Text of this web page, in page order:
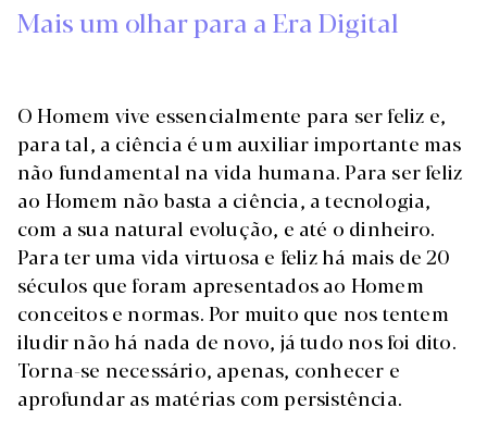
Mais um olhar para a Era Digital
O Homem vive essencialmente para ser feliz e,
para tal, a ciência é um auxiliar importante mas
não fundamental na vida humana. Para ser feliz
ao Homem não basta a ciência, a tecnologia,
com a sua natural evolução, e até o dinheiro.
Para ter uma vida virtuosa e feliz há mais de 20
séculos que foram apresentados ao Homem
conceitos e normas. Por muito que nos tentem
iludir não há nada de novo, já tudo nos foi dito.
Torna-se necessário, apenas, conhecer e
aprofundar as matérias com persistência.